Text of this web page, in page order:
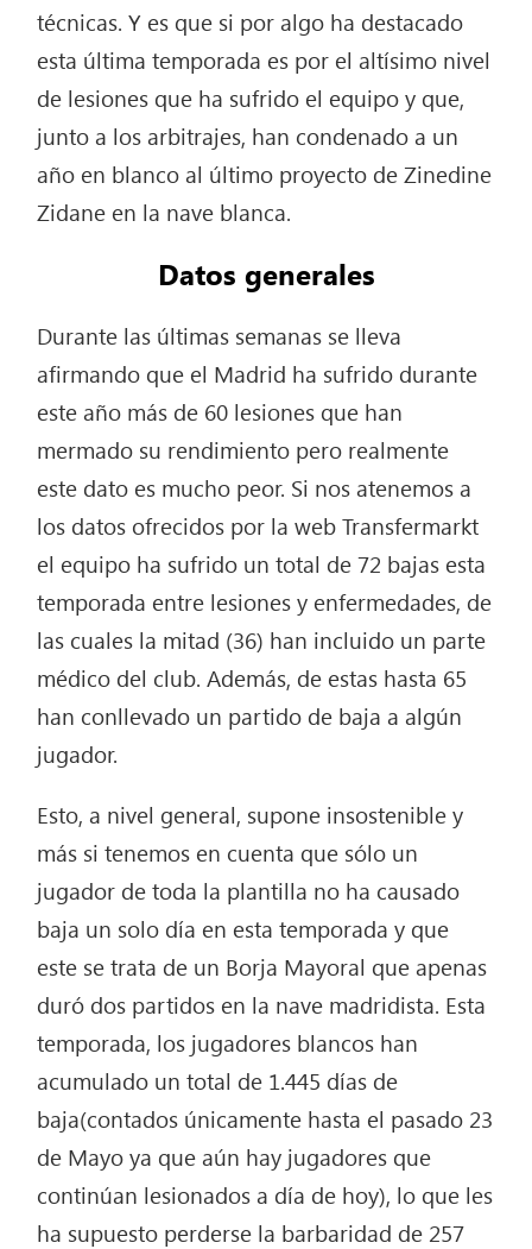
técnicas. Y es que si por algo ha destacado
esta última temporada es por el altísimo nivel
de lesiones que ha sufrido el equipo y que,
junto a los arbitrajes, han condenado a un
año en blanco al último proyecto de Zinedine
Zidane en la nave blanca.
Datos generales
Durante las últimas semanas se lleva
afirmando que el Madrid ha sufrido durante
este año más de 60 lesiones que han
mermado su rendimiento pero realmente
este dato es mucho peor. Si nos atenemos a
los datos ofrecidos por la web Transfermarkt
el equipo ha sufrido un total de 72 bajas esta
temporada entre lesiones y enfermedades, de
las cuales la mitad (36) han incluido un parte
médico del club. Además, de estas hasta 65
han conllevado un partido de baja a algún
jugador.
Esto, a nivel general, supone insostenible y
más si tenemos en cuenta que sólo un
jugador de toda la plantilla no ha causado
baja un solo día en esta temporada y que
este se trata de un Borja Mayoral que apenas
duró dos partidos en la nave madridista. Esta
temporada, los jugadores blancos han
acumulado un total de 1.445 días de
baja(contados únicamente hasta el pasado 23
de Mayo ya que aún hay jugadores que
continúan lesionados a día de hoy), lo que les
ha supuesto perderse la barbaridad de 257